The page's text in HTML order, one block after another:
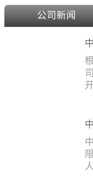
公司新闻